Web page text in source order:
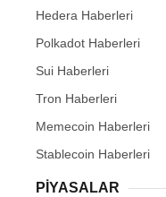
Hedera Haberleri
Polkadot Haberleri
Sui Haberleri
Tron Haberleri
Memecoin Haberleri
Stablecoin Haberleri
PIYASALAR